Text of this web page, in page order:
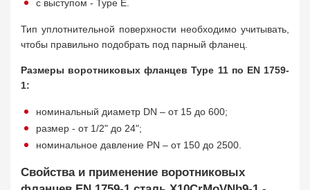
с выступом - Type E.
Тип уплотнительной поверхности необходимо учитывать,
чтобы правильно подобрать под парный фланец.
Размеры воротниковых фланцев Type 11 по EN 1759-
1:
номинальный диаметр DN – от 15 до 600;
размер - от 1/2" до 24";
номинальное давление PN – от 150 до 2500.
Свойства и применение воротниковых